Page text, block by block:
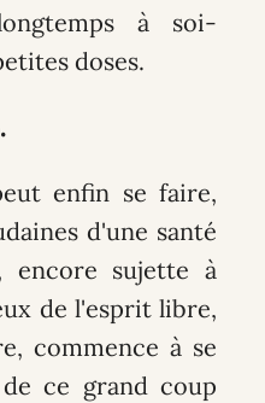
à soi-
doses.
enfin se faire,
d'une santé
encore sujette à
de l'esprit libre,
commence à se
ce grand coup